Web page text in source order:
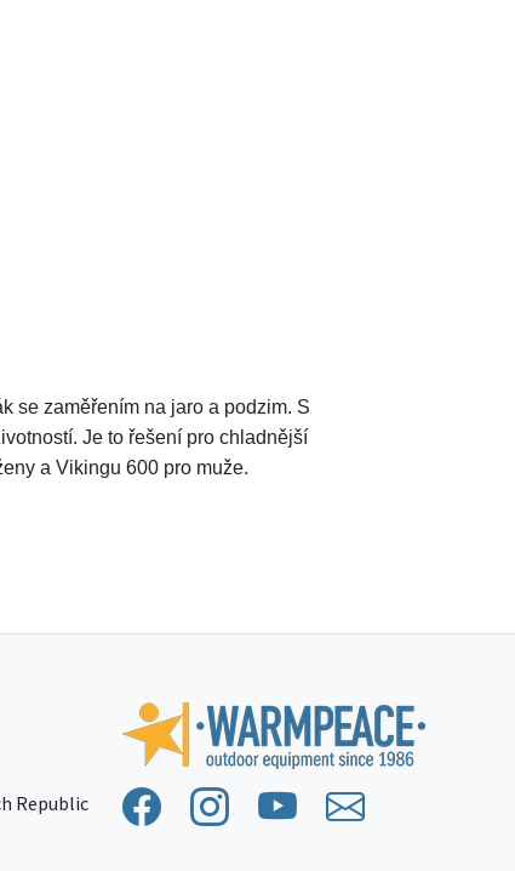
se zaměřením na jaro a podzim. S
Je to řešení pro chladnější
a Vikingu 600 pro muže.
Republic